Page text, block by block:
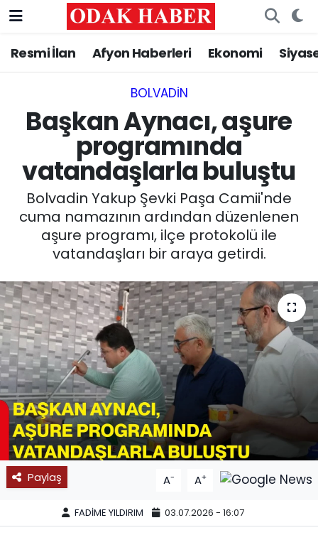
Resmi İlan Afyon Haberleri Ekonomi
BOLVADIN
Başkan Aynacı, aşure
programında
vatandaşlarla buluştu
Bolvadin Yakup Şevki Paşa Camii'nde
cuma namazının ardından düzenlenen
aşure programı, ilçe protokolü ile
vatandaşları bir araya getirdi.
Paylaş A- A+
FADİME YILDIRIM 03.07.2026 - 16:07
AFYONKARAHİSAR HABERLERİ
ASAYİŞ
GÜNCEL
SİYASET
EĞİTİM
SAĞLIK
SPOR
11:11 MANŞET
Nöbetçi Eczaneler
Trafik Durumu
Süper Lig Puan Durumu ve Fikstür
Tüm Manşetler
Son Dakika Haberleri